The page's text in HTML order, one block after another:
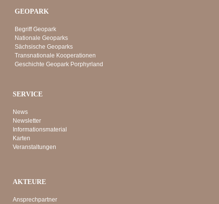
GEOPARK
Begriff Geopark
Nationale Geoparks
Sächsische Geoparks
Transnationale Kooperationen
Geschichte Geopark Porphyrland
SERVICE
News
Newsletter
Informationsmaterial
Karten
Veranstaltungen
AKTEURE
Ansprechpartner